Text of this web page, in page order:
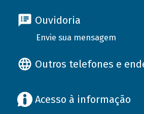
Ouvidoria
Envie sua mensagem
Outros telefones e
Acesso à informação